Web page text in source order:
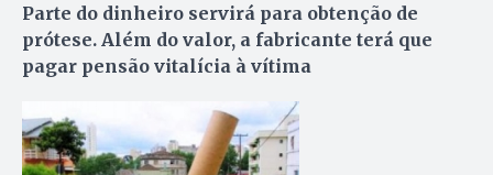
Parte do dinheiro servirá para obtenção de
prótese. Além do valor, a fabricante terá que
pagar pensão vitalícia à vítima